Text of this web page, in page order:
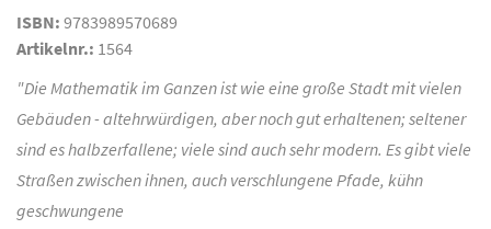
ISBN: 9783989570689
Artikelnr.: 1564
"Die Mathematik im Ganzen ist wie eine große Stadt mit vielen
Gebäuden - altehrwürdigen, aber noch gut erhaltenen; seltener
sind es halbzerfallene; viele sind auch sehr modern. Es gibt viele
Straßen zwischen ihnen, auch verschlungene Pfade, kühn
geschwungene